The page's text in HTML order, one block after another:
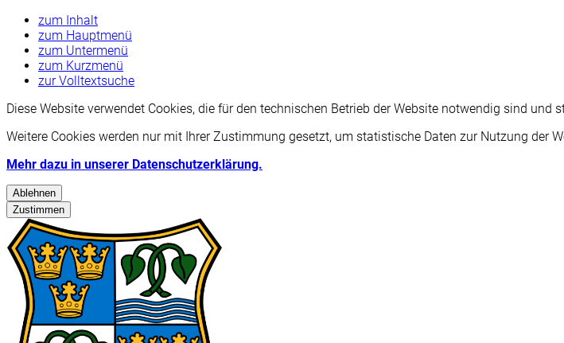
zum Inhalt
zum Hauptmenü
zum Untermenü
zum Kurzmenü
zur Volltextsuche
Diese Website verwendet Cookies, die für den technischen Betrieb der Website notwendig sind und
Weitere Cookies werden nur mit Ihrer Zustimmung gesetzt, um statistische Daten zur Nutzung der
Mehr dazu in unserer Datenschutzerklärung.
Ablehnen
Zustimmen